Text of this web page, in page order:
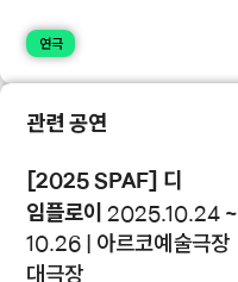
연극
관련 공연
[2025 SPAF] 디
임플로이 2025.10.24 ~
10.26 | 아르코예술극장
대극장